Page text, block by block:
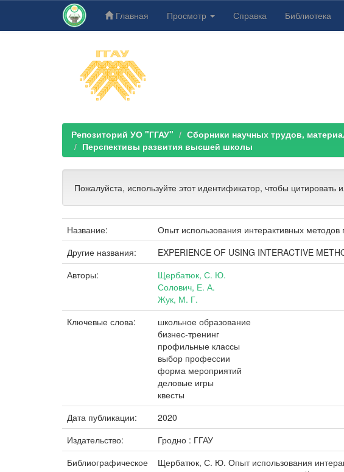
Главная Просмотр Справка Библиотека
Репозиторий УО "ГГАУ" Сборники научных трудов,
Перспективы развития высшей школы
Пожалуйста, используйте этот идентификатор, чтобы цитировать
Название:
Опыт использования интерактивных
Другие названия:
EXPERIENCE OF USING INTERACTIVE
Авторы:
Щербатюк, С. Ю.
Солович, Е. А.
Жук, М. Г.
Ключевые слова:
школьное образование
бизнес-тренинг
профильные классы
выбор профессии
форма мероприятий
деловые игры
квесты
Дата публикации:
2020
Издательство:
Гродно : ГГАУ
Библиографическое
Щербатюк, С. Ю. Опыт использования